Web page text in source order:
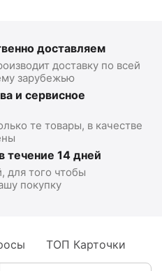
доставляем
доставку по всей
зарубежью
и сервисное
те товары, в качестве
течение 14 дней
для того чтобы
покупку
ТОП Карточки